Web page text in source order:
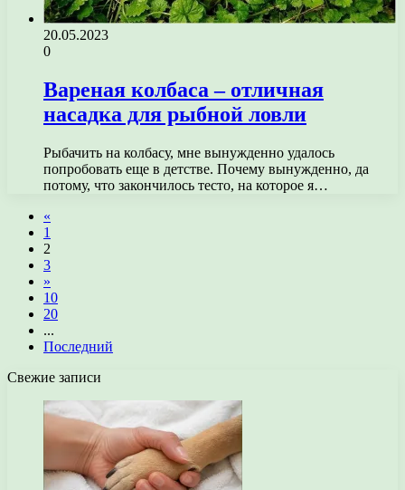
20.05.2023
0
Вареная колбаса – отличная
насадка для рыбной ловли
Рыбачить на колбасу, мне вынужденно удалось
попробовать еще в детстве. Почему вынужденно, да
потому, что закончилось тесто, на которое я…
«
1
2
3
»
10
20
...
Последний
Свежие записи